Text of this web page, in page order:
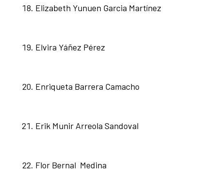
Elizabeth Yunuen Garcia Martínez
Elvira Yáñez Pérez
Enriqueta Barrera Camacho
Erik Munir Arreola Sandoval
Flor Bernal Medina